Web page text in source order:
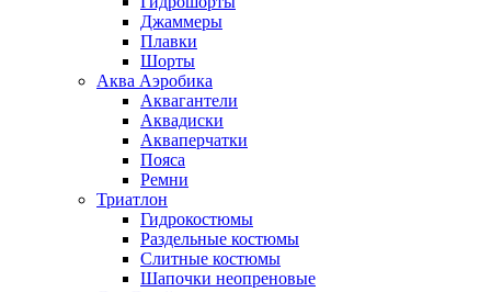
Джаммеры
Плавки
Шорты
Аква Аэробика
Аквагантели
Аквадиски
Акваперчатки
Пояса
Ремни
Триатлон
Гидрокостюмы
Раздельные костюмы
Слитные костюмы
Шапочки неопреновые